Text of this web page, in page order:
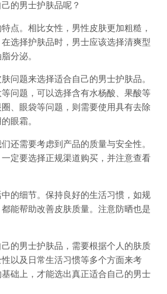
的男士护肤品呢？
点。相比女性，男性皮肤更加粗糙，
选择护肤品时，男士应该选择清爽型
分泌。
问题来选择适合自己的男士护肤品。
问题，可以选择含有水杨酸、果酸等
、眼袋等问题，则需要使用具有去除
眼霜。
还需要考虑到产品的质量与安全性。
定要选择正规渠道购买，并注意查看
的细节。保持良好的生活习惯，如规
能帮助改善皮肤质量。注意防晒也是
的男士护肤品，需要根据个人的肤质
以及日常生活习惯等多个方面来考
础上，才能选出真正适合自己的男士